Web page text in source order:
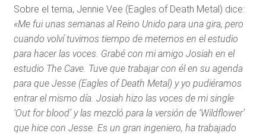
Sobre el tema, Jennie Vee (Eagles of Death Metal) dice:
«Me fui unas semanas al Reino Unido para una gira, pero
cuando volví tuvimos tiempo de meternos en el estudio
para hacer las voces. Grabé con mi amigo Josiah en el
estudio The Cave. Tuve que trabajar con él en su agenda
para que Jesse (Eagles of Death Metal) y yo pudiéramos
entrar el mismo día. Josiah hizo las voces de mi single
‘Out for blood’ y las mezcló para la versión de ‘Wildflower’
que hice con Jesse. Es un gran ingeniero, ha trabajado